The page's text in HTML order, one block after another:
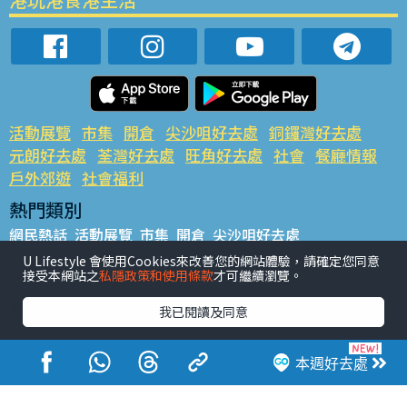
本週好去處
活動展覽 市集 開倉 尖沙咀好去處 銅鑼灣好去處
元朗好去處 荃灣好去處 旺角好去處 社會 餐廳情報
戶外郊遊 社會福利
熱門類別
網民熱話 活動展覽 市集 開倉 尖沙咀好去處
銅鑼灣好去處 元朗好去處 荃灣好去處 旺角好去處 社會
餐廳情報 戶外郊遊
熱門標籤
#UGO搵好去處 #人氣活動推介 #美食社群熱話
#親子玩樂好去處
#ULifestyle應用程式
#限時搶
#UJetso禮物放送
#ULifestyle商戶中心 #著數 #網絡熱話
U Lifestyle 會使用Cookies來改善您的網站體驗，請確定您同意
接受本網站之私隱政策和使用條款才可繼續瀏覽。
我已閱讀及同意